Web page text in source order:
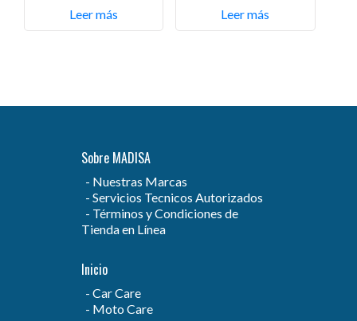
Leer más Leer más
Sobre MADISA
Nuestras Marcas
Servicios Tecnicos Autorizados
Términos y Condiciones de
Tienda en Línea
Inicio
Car Care
Moto Care